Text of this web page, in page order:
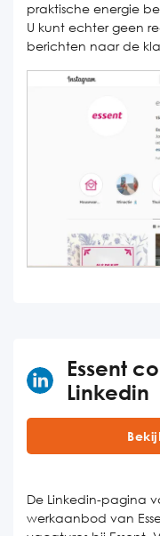
praktische energie
U kunt echter geen
berichten naar de
Essent
Linkedin
De Linkedin-pagina
werkaanbod van